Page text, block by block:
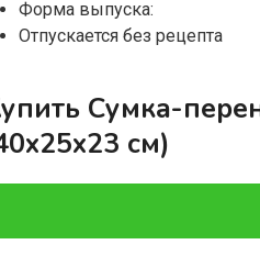
Форма выпуска:
Отпускается без рецепта
Сумка-
см)